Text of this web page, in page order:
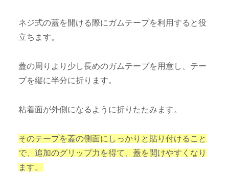
ネジ式の蓋を開ける際にガムテープを利用すると役
立ちます。
蓋の周りより少し長めのガムテープを用意し、テー
プを縦に半分に折ります。
粘着面が外側になるように折りたたみます。
そのテープを蓋の側面にしっかりと貼り付けること
で、追加のグリップ力を得て、蓋を開けやすくなり
ます。